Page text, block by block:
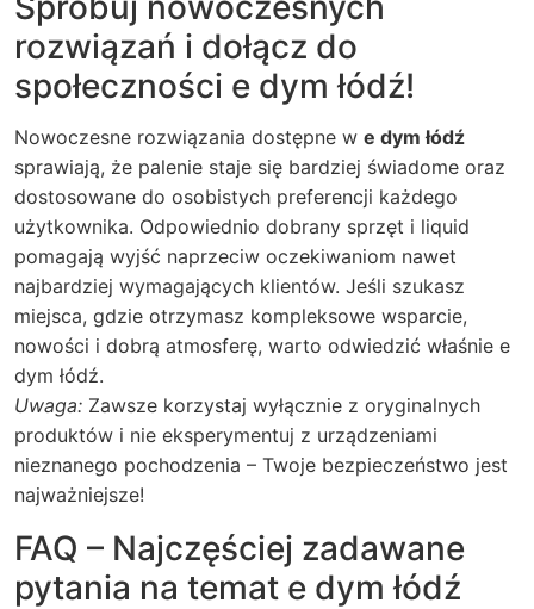
rozwiązań i dołącz do
społeczności e dym łódź!
Nowoczesne rozwiązania dostępne w e dym łódź
sprawiają, że palenie staje się bardziej świadome oraz
dostosowane do osobistych preferencji każdego
użytkownika. Odpowiednio dobrany sprzęt i liquid
pomagają wyjść naprzeciw oczekiwaniom nawet
najbardziej wymagających klientów. Jeśli szukasz
miejsca, gdzie otrzymasz kompleksowe wsparcie,
nowości i dobrą atmosferę, warto odwiedzić właśnie e
dym łódź.
Uwaga: Zawsze korzystaj wyłącznie z oryginalnych
produktów i nie eksperymentuj z urządzeniami
nieznanego pochodzenia – Twoje bezpieczeństwo jest
najważniejsze!
FAQ – Najczęściej zadawane
pytania na temat e dym łódź